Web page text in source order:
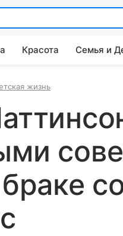
Красота Семья и
жизнь